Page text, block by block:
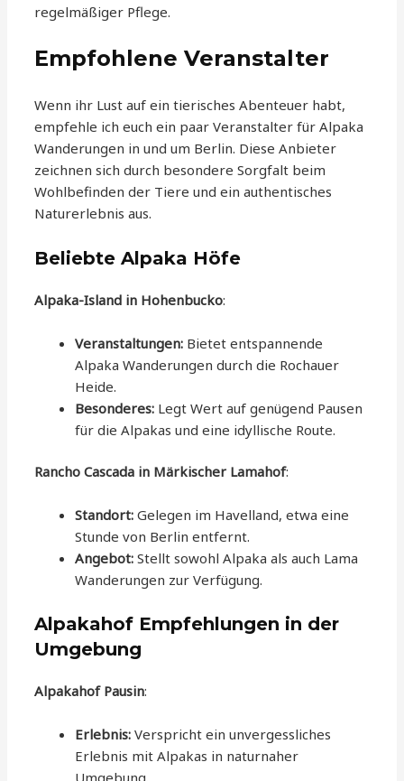
regelmäßiger Pflege.
Empfohlene Veranstalter
Wenn ihr Lust auf ein tierisches Abenteuer habt,
empfehle ich euch ein paar Veranstalter für Alpaka
Wanderungen in und um Berlin. Diese Anbieter
zeichnen sich durch besondere Sorgfalt beim
Wohlbefinden der Tiere und ein authentisches
Naturerlebnis aus.
Beliebte Alpaka Höfe
Alpaka-Island in Hohenbucko:
Veranstaltungen: Bietet entspannende
Alpaka Wanderungen durch die Rochauer
Heide.
Besonderes: Legt Wert auf genügend Pausen
für die Alpakas und eine idyllische Route.
Rancho Cascada in Märkischer Lamahof:
Standort: Gelegen im Havelland, etwa eine
Stunde von Berlin entfernt.
Angebot: Stellt sowohl Alpaka als auch Lama
Wanderungen zur Verfügung.
Alpakahof Empfehlungen in der
Umgebung
Alpakahof Pausin:
Erlebnis: Verspricht ein unvergessliches
Erlebnis mit Alpakas in naturnaher
Umgebung.